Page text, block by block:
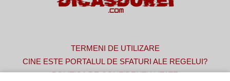
TERMENI DE UTILIZARE
CINE ESTE PORTALUL DE SFATURI ALE REGELUI?
POLITICA DE CONFIDENȚIALITATE